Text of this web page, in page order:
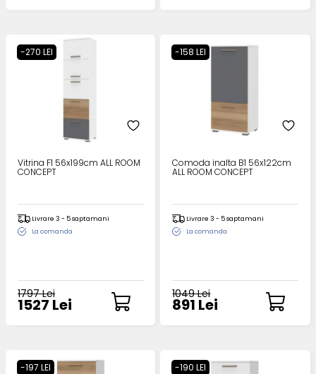
-270 LEI
Vitrina F1 56x199cm ALL ROOM
CONCEPT
Livrare 3 - 5 saptamani
La comanda
1797 Lei
1527 Lei
-158 LEI
Comoda inalta B1 56x122cm
ALL ROOM CONCEPT
Livrare 3 - 5 saptamani
La comanda
1049 Lei
891 Lei
-197 LEI -190 LEI